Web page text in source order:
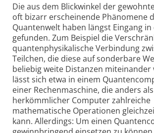
Die aus dem Blickwinkel der
oft bizarr erscheinende Phänomene
Quantenwelt haben längst Eingang in
gefunden. Zum Beispiel die
quanten­physikalische Verbindung
Teilchen, die diese auf sonderbare
beliebig weite Distanzen miteinander
lässt sich etwa in einem
einer Rechen­maschine, die anders
herkömmlicher Computer zahlreiche
mathematische Operationen
kann. Allerdings: Um einen